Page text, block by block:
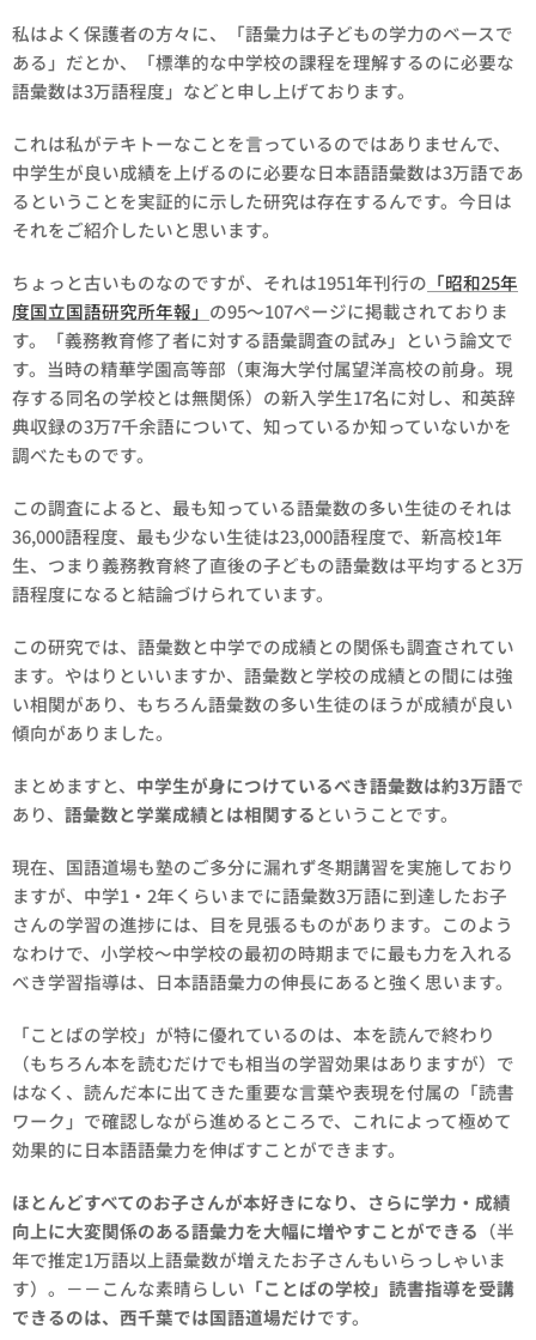
私はよく保護者の方々に、「語彙力は子どもの学力のベースで
ある」だとか、「標準的な中学校の課程を理解するのに必要な
語彙数は3万語程度」などと申し上げております。
これは私がテキトーなことを言っているのではありませんで、
中学生が良い成績を上げるのに必要な日本語語彙数は3万語であ
るということを実証的に示した研究は存在するんです。今日は
それをご紹介したいと思います。
ちょっと古いものなのですが、それは1951年刊行の 「昭和25年
度国立国語研究所年報」 の95～107ページに掲載されておりま
す。「義務教育修了者に対する語彙調査の試み」という論文で
す。当時の精華学園高等部（東海大学付属望洋高校の前身。現
存する同名の学校とは無関係）の新入学生17名に対し、和英辞
典収録の3万7千余語について、知っているか知っていないかを
調べたものです。
この調査によると、最も知っている語彙数の多い生徒のそれは
36,000語程度、最も少ない生徒は23,000語程度で、新高校1年
生、つまり義務教育終了直後の子どもの語彙数は平均すると3万
語程度になると結論づけられています。
この研究では、語彙数と中学での成績との関係も調査されてい
ます。やはりといいますか、語彙数と学校の成績との間には強
い相関があり、もちろん語彙数の多い生徒のほうが成績が良い
傾向がありました。
まとめますと、 中学生が身につけているべき語彙数は約3万語で
あり、 語彙数と学業成績とは相関するということです。
現在、国語道場も塾のご多分に漏れず冬期講習を実施しており
ますが、中学1・2年くらいまでに語彙数3万語に到達したお子
さんの学習の進捗には、目を見張るものがあります。このよう
なわけで、小学校～中学校の最初の時期までに最も力を入れる
べき学習指導は、日本語語彙力の伸長にあると強く思います。
「ことばの学校」が特に優れているのは、本を読んで終わり
（もちろん本を読むだけでも相当の学習効果はありますが）で
はなく、読んだ本に出てきた重要な言葉や表現を付属の「読書
ワーク」で確認しながら進めるところで、これによって極めて
効果的に日本語語彙力を伸ばすことができます。
ほとんどすべてのお子さんが本好きになり、さらに学力・成績
向上に大変関係のある語彙力を大幅に増やすことができる （半
年で推定1万語以上語彙数が増えたお子さんもいらっしゃいま
す）。－－こんな素晴らしい 「ことばの学校」読書指導を受講
できるのは、西千葉では国語道場だけです。